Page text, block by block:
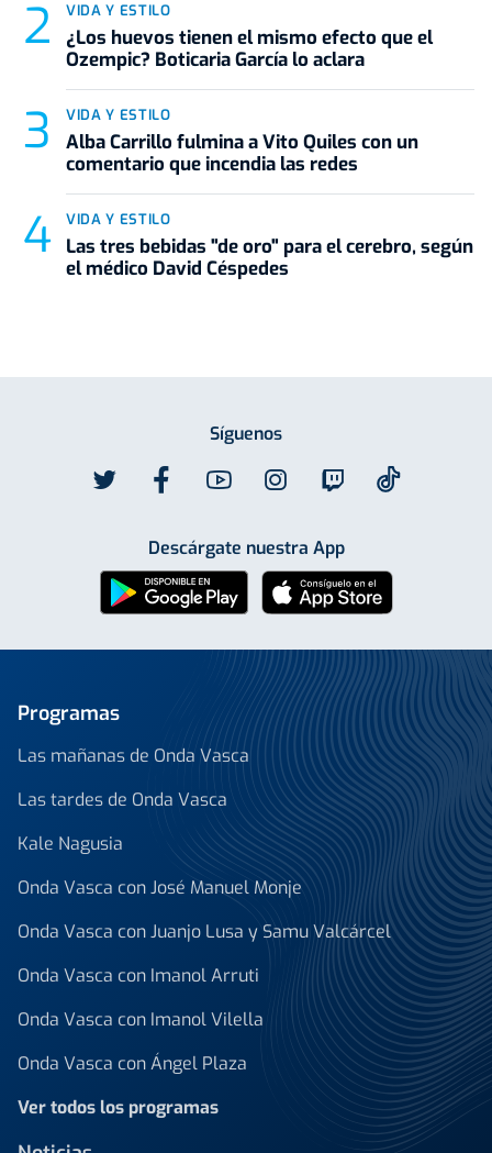
VIDA Y ESTILO
¿Los huevos tienen el mismo efecto que el
Ozempic? Boticaria García lo aclara
VIDA Y ESTILO
Alba Carrillo fulmina a Vito Quiles con un
comentario que incendia las redes
VIDA Y ESTILO
Las tres bebidas "de oro" para el cerebro, según
el médico David Céspedes
Síguenos
Descárgate nuestra App
Programas
Las mañanas de Onda Vasca
Las tardes de Onda Vasca
Kale Nagusia
Onda Vasca con José Manuel Monje
Onda Vasca con Juanjo Lusa y Samu Valcárcel
Onda Vasca con Imanol Arruti
Onda Vasca con Imanol Vilella
Onda Vasca con Ángel Plaza
Ver todos los programas